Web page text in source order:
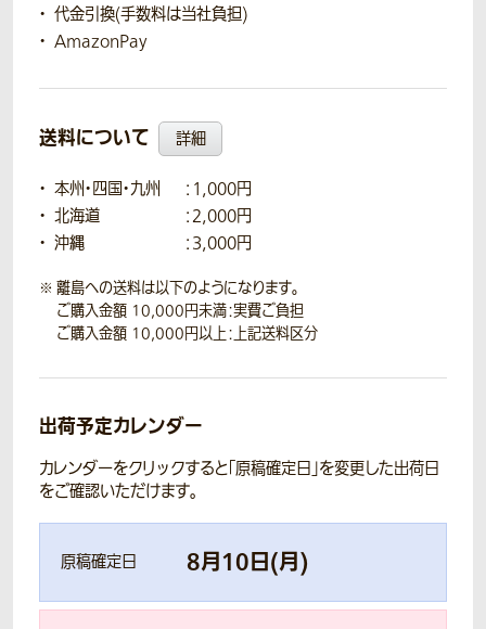
代金引換(手数料は当社負担)
AmazonPay
送料について 詳細
本州・四国・九州
：1,000円
北海道
：2,000円
沖縄
：3,000円
離島への送料は以下のようになります。
ご購入金額 10,000円未満：実費ご負担
ご購入金額 10,000円以上：上記送料区分
出荷予定カレンダー
カレンダーをクリックすると「原稿確定日」を変更した出荷日
をご確認いただけます。
原稿確定日 8月10日(月)